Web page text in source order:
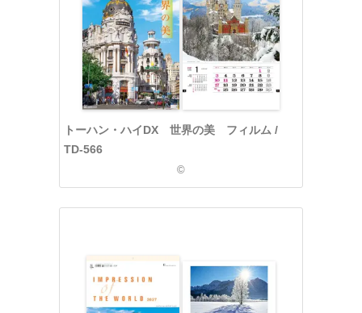
トーハン・ハイDX 世界の美 フィルム /
TD-566
©